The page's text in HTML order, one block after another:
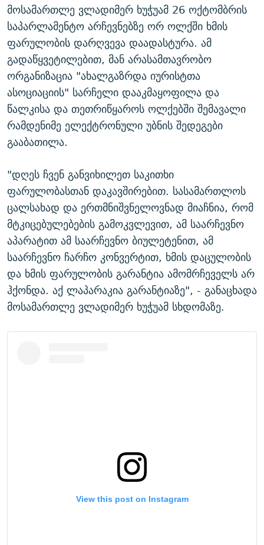
მოსამართლე ვლადიმერ ხუჭუამ 26 ოქტომბრის
საპარლამენტო არჩევნებზე ორ ოლქში ხმის
ფარულობის დარღვევა დაადასტურა. ამ
გადაწყვეტილებით, მან არასამთავრობო
ორგანიზაცია "ახალგაზრდა იურისტთა
ასოციაციის" სარჩელი დააკმაყოფილა და
წალკისა და თეთრიწყაროს ოლქებში შემავალი
რამდენიმე ელექტრონული უბნის შედეგები
გააბათილა.
"დღეს ჩვენ განვიხილეთ საკითხი
ფარულობასთან დაკავშირებით. სასამართლოს
ცალსახად და ერთმნიშვნელოვნად მიაჩნია, რომ
მტკიცებულებების გამოკვლევით, ამ საარჩევნო
აპარატით ამ საარჩევნო ბიულეტენით, ამ
საარჩევნო ჩარჩო კონვერტით, ხმის დაცულობის
და ხმის ფარულობის გარანტია ამომრჩეველს არ
ჰქონდა. აქ ლაპარაკია გარანტიაზე", - განაცხადა
მოსამართლე ვლადიმერ ხუჭუამ სხდომაზე.